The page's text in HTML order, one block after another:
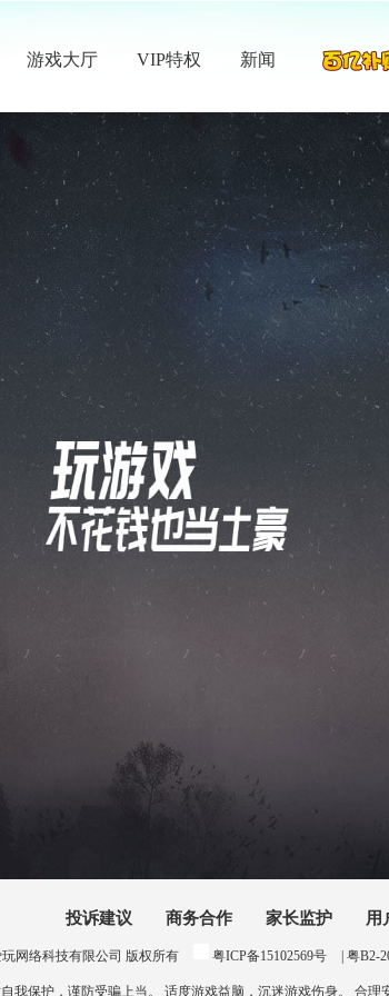
游戏大厅 VIP特权 新闻
投诉建议 商务合作 家长监护 用
网络科技有限公司 版权所有 粤ICP备15102569号 | 粤B2-
我保护，谨防受骗上当。 适度游戏益脑，沉迷游戏伤身。 合